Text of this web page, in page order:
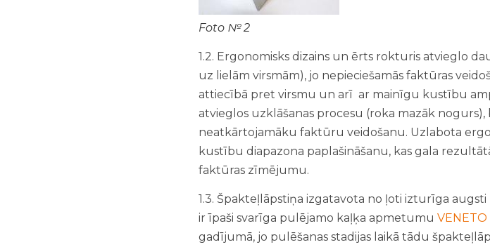
Foto № 2
1.2. Ergonomisks dizains un ērts rokturis atvieglo
uz lielām virsmām), jo nepieciešamās faktūras
attiecībā pret virsmu un arī ar mainīgu kustību
atvieglos uzklāšanas procesu (roka mazāk
neatkārtojamāku faktūru veidošanu. Uzlabota
kustību diapazona paplašināšanu, kas gala
faktūras zīmējumu.
1.3. Špakteļlāpstiņa izgatavota no ļoti izturīga
ir īpaši svarīga pulējamo kaļķa apmetumu VENETO
gadījumā, jo pulēšanas stadijas laikā tādu